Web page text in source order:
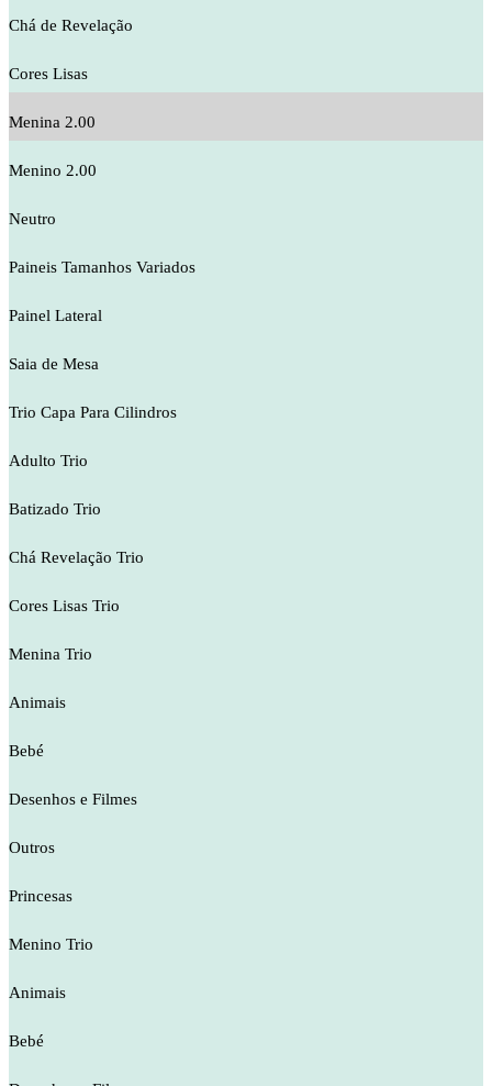
Chá de Revelação
Cores Lisas
Menina 2.00
Menino 2.00
Neutro
Paineis Tamanhos Variados
Painel Lateral
Saia de Mesa
Trio Capa Para Cilindros
Adulto Trio
Batizado Trio
Chá Revelação Trio
Cores Lisas Trio
Menina Trio
Animais
Bebé
Desenhos e Filmes
Outros
Princesas
Menino Trio
Animais
Bebé